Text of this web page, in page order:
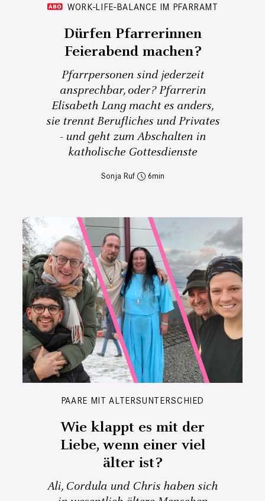
WORK-LIFE-BALANCE IM PFARRAMT
Dürfen Pfarrerinnen
Feierabend machen?
Pfarrpersonen sind jederzeit
ansprechbar, oder? Pfarrerin
Elisabeth Lang macht es anders,
sie trennt Berufliches und Privates
- und geht zum Abschalten in
katholische Gottesdienste
Sonja Ruf 6
PAARE MIT ALTERSUNTERSCHIED
Wie klappt es mit der
Liebe, wenn einer viel
älter ist?
Ali, Cordula und Chris haben sich